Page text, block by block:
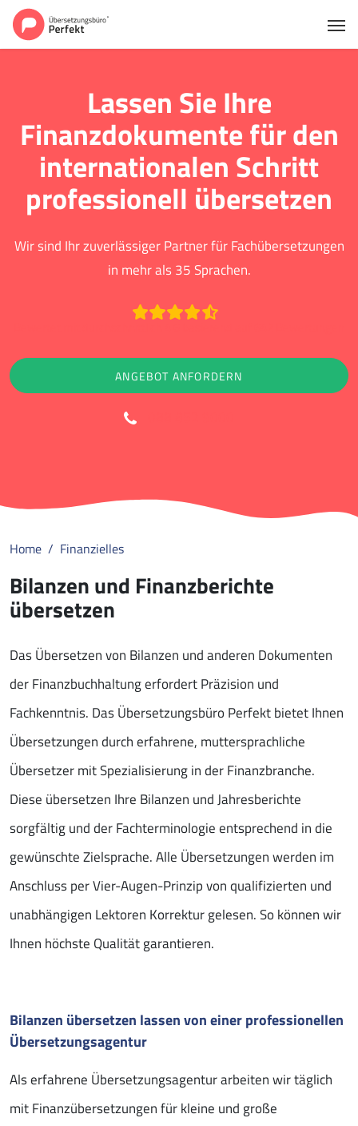
Lassen Sie Ihre
Finanzdokumente für den
internationalen Schritt
professionell übersetzen
Wir sind Ihr zuverlässiger Partner für Fachübersetzungen
in mehr als 35 Sprachen.
ANGEBOT ANFORDERN
Home Finanzielles
Bilanzen und Finanzberichte
übersetzen
Das Übersetzen von Bilanzen und anderen Dokumenten
der Finanzbuchhaltung erfordert Präzision und
Fachkenntnis. Das Übersetzungsbüro Perfekt bietet Ihnen
Übersetzungen durch erfahrene, muttersprachliche
Übersetzer mit Spezialisierung in der Finanzbranche.
Diese übersetzen Ihre Bilanzen und Jahresberichte
sorgfältig und der Fachterminologie entsprechend in die
gewünschte Zielsprache. Alle Übersetzungen werden im
Anschluss per Vier-Augen-Prinzip von qualifizierten und
unabhängigen Lektoren Korrektur gelesen. So können wir
Ihnen höchste Qualität garantieren.
Bilanzen übersetzen lassen von einer professionellen
Übersetzungsagentur
Als erfahrene Übersetzungsagentur arbeiten wir täglich
mit Finanzübersetzungen für kleine und große